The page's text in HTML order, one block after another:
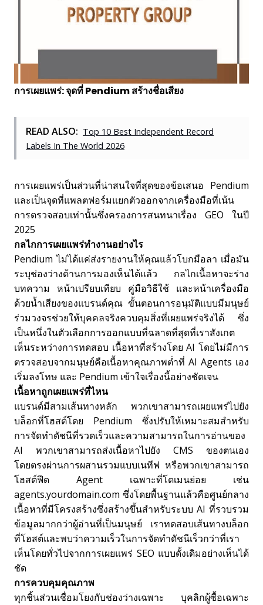
การเผยแพร่: จุดที่ Pendium สร้างชื่อเสียง
READ ALSO: Top 10 Best Independent Record
Labels In The World 2026
การเผยแพร่เป็นส่วนที่น่าสนใจที่สุดของข้อเสนอ Pendium
และเป็นจุดที่แพลตฟอร์มแยกตัวออกจากเครื่องมือที่เน้น
การตรวจสอบเท่านั้นซึ่งครองการสนทนาเรื่อง GEO ในปี
2025
กลไกการเผยแพร่ทำงานอย่างไร
Pendium ไม่ได้แค่ส่งรายงานให้คุณแล้วโบกมือลา เมื่อมัน
ระบุช่องว่างด้านการมองเห็นได้แล้ว กลไกเนื้อหาจะร่าง
บทความ หน้าเปรียบเทียบ คู่มือวิธีใช้ และหน้าเครื่องมือ
ด้วยน้ำเสียงของแบรนด์คุณ ขั้นตอนการอนุมัติแบบมีมนุษย์
ร่วมวงจรช่วยให้บุคคลจริงควบคุมสิ่งที่เผยแพร่จริงได้ ซึ่ง
เป็นหนึ่งในตัวเลือกการออกแบบที่ฉลาดที่สุดที่เราสังเกต
เห็นระหว่างการทดสอบ เนื้อหาที่สร้างโดย AI โดยไม่มีการ
ตรวจสอบจากมนุษย์คือเนื้อหาคุณภาพต่ำที่ AI Agents เอง
เริ่มลงโทษ และ Pendium เข้าใจเรื่องนี้อย่างชัดเจน
เนื้อหาถูกเผยแพร่ที่ไหน
แบรนด์มีสามเส้นทางหลัก พวกเขาสามารถเผยแพร่ไปยัง
บล็อกที่โฮสต์โดย Pendium ซึ่งปรับให้เหมาะสมสำหรับ
การจัดทำดัชนีที่รวดเร็วและความสามารถในการอ่านของ
AI พวกเขาสามารถส่งเนื้อหาไปยัง CMS ของตนเอง
โดยตรงผ่านการผสานรวมแบบเนทีฟ หรือพวกเขาสามารถ
โฮสต์ฟีด Agent เฉพาะที่โดเมนย่อย เช่น
agents.yourdomain.com ซึ่งโดยพื้นฐานแล้วคือศูนย์กลาง
เนื้อหาที่มีโครงสร้างซึ่งสร้างขึ้นสำหรับระบบ AI ที่รวบรวม
ข้อมูลมากกว่าผู้อ่านที่เป็นมนุษย์ เราทดสอบเส้นทางบล็อก
ที่โฮสต์และพบว่าความเร็วในการจัดทำดัชนีเร็วกว่าที่เรา
เห็นโดยทั่วไปจากการเผยแพร่ SEO แบบดั้งเดิมอย่างเห็นได้
ชัด
การควบคุมคุณภาพ
ทุกชิ้นส่วนเชื่อมโยงกับช่องว่างเฉพาะ บุคลิกผู้ซื้อเฉพาะ